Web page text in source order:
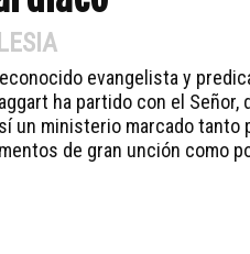
evangelista y
ha partido con el Señor,
un ministerio marcado tanto
de gran unción como